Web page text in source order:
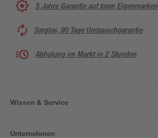
5 Jahre Garantie auf toom Eigenmarken
Sorglos, 90 Tage Umtauschgarantie
Abholung im Markt in 2 Stunden
Wissen & Service
Unternehmen